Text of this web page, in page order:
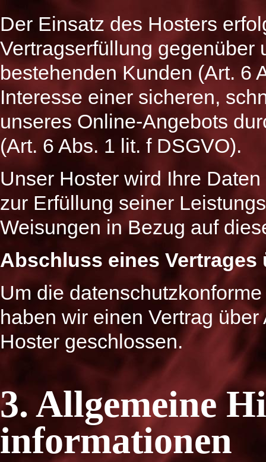
Der Einsatz des Hosters
Vertragserfüllung gegenüber
bestehenden Kunden (Art. 6
Interesse einer sicheren,
unseres Online-Angebots
(Art. 6 Abs. 1 lit. f DSGVO).
Unser Hoster wird Ihre
zur Erfüllung seiner
Weisungen in Bezug auf
Abschluss eines
Um die
haben wir einen Vertrag
Hoster geschlossen.
3. Allgemeine
informationen